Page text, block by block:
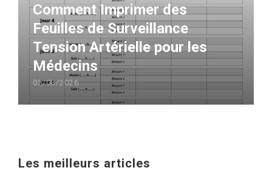
Comment Imprimer des
Feuilles de Surveillance
Tension Artérielle pour les
Médecins
03/08/2026
Les meilleurs articles